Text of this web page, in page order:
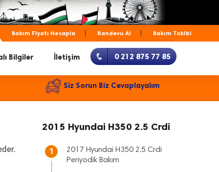
Bakım Fiyatı Hesapla Randevu Al Bakım Takibi
Bilgiler İletişim 0 212 875 77 85
Siz Sorun Biz Cevaplayalım
2015 Hyundai H350 2.5 Crdi
1
2017 Hyundai H350 2.5 Crdi
Periyodik Bakım